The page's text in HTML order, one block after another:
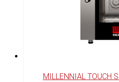
MILLENNIAL TOUCH